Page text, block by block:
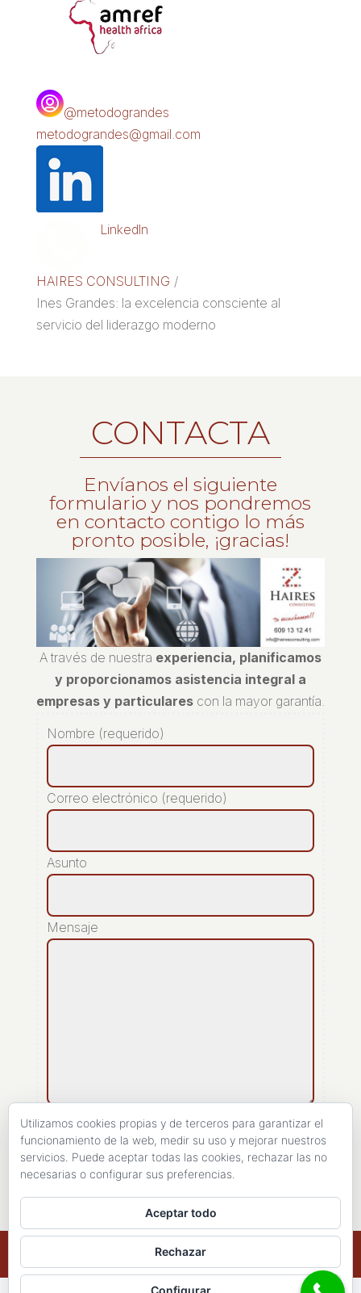
@metodograndes
metodograndes@gmail.com
Linkedln
HAIRES CONSULTING /
Ines Grandes: la excelencia consciente al
servicio del liderazgo moderno
CONTACTA
Envíanos el siguiente
formulario y nos pondremos
en contacto contigo lo más
pronto posible, ¡gracias!
A través de nuestra experiencia, planificamos
y proporcionamos asistencia integral a
empresas y particularescon la mayor garantía.
Nombre (requerido)
Correo electrónico (requerido)
Asunto
Mensaje
[recaptcha]
ENVIAR
Copyright 1998- 2026 - Haires Consulting. All
Rights Reserved
Utilizamos cookies propias y de terceros para garantizar el
funcionamiento de la web, medir su uso y mejorar nuestros
servicios. Puede aceptar todas las cookies, rechazar las no
necesarias o configurar sus preferencias.
Aceptar todo
Rechazar
Configurar